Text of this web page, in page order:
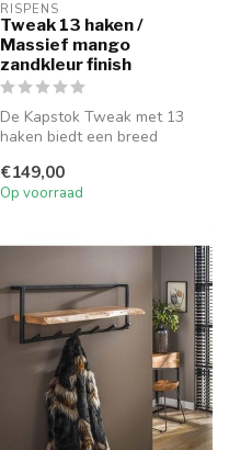
RISPENS
Tweak 13 haken /
Massief mango
zandkleur finish
De Kapstok Tweak met 13
haken biedt een breed
ophangen ...
€149,00
Op voorraad